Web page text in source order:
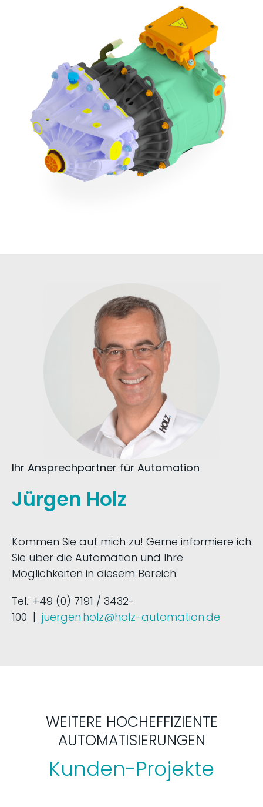
Ihr Ansprechpartner für Automation
Jürgen Holz
Kommen Sie auf mich zu! Gerne informiere ich
Sie über die Automation und Ihre
Möglichkeiten in diesem Bereich:
Tel.: +49 (0) 7191 / 3432-
100 | juergen.holz@holz-automation.de
WEITERE HOCHEFFIZIENTE
AUTOMATISIERUNGEN
Kunden-Projekte